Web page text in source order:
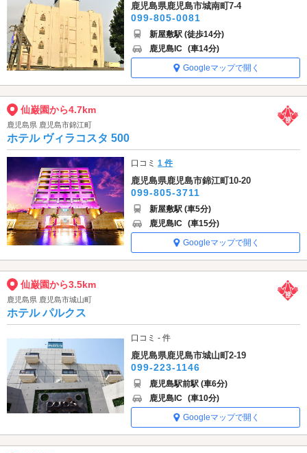
鹿児島県鹿児島市城南町7-4
099-805-0081
新屋敷駅 (徒歩14分)
鹿児島IC (車14分)
Googleマップで開く
仙巌園から4.7km
鹿児島県 鹿児島市錦江町
ホテル ヴィラコスタ 500
口コミ1 件
鹿児島県鹿児島市錦江町10-20
099-805-3711
新屋敷駅 (車5分)
鹿児島IC (車15分)
Googleマップで開く
仙巌園から3.5km
鹿児島県 鹿児島市城山町
ホテル パルクス
口コミ - 件
鹿児島県鹿児島市城山町2-19
099-223-1146
鹿児島駅前駅 (車6分)
鹿児島IC (車10分)
Googleマップで開く